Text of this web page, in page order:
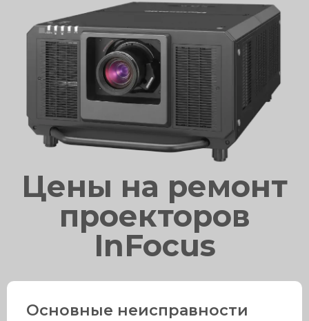
Цены на ремонт
проекторов
InFocus
Основные неисправности